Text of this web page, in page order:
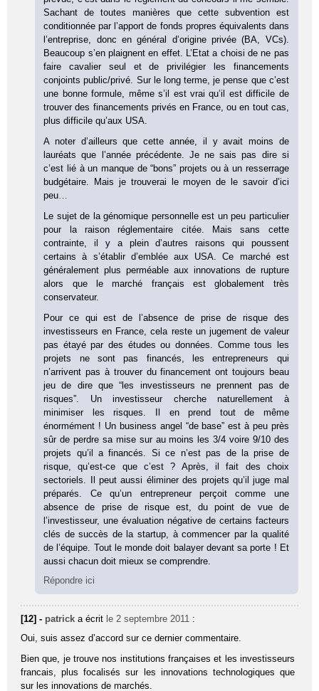
Sachant de toutes manières que cette subvention est
conditionnée par l’apport de fonds propres équivalents dans
l’entreprise, donc en général d’origine privée (BA, VCs).
Beaucoup s’en plaignent en effet. L’Etat a choisi de ne pas
faire cavalier seul et de privilégier les financements
conjoints public/privé. Sur le long terme, je pense que c’est
une bonne formule, même s’il est vrai qu’il est difficile de
trouver des financements privés en France, ou en tout cas,
plus difficile qu’aux USA.
A noter d’ailleurs que cette année, il y avait moins de
lauréats que l’année précédente. Je ne sais pas dire si
c’est lié à un manque de “bons” projets ou à un resserrage
budgétaire. Mais je trouverai le moyen de le savoir d’ici
peu…
Le sujet de la génomique personnelle est un peu particulier
pour la raison réglementaire citée. Mais sans cette
contrainte, il y a plein d’autres raisons qui poussent
certains à s’établir d’emblée aux USA. Ce marché est
généralement plus perméable aux innovations de rupture
alors que le marché français est globalement très
conservateur.
Pour ce qui est de l’absence de prise de risque des
investisseurs en France, cela reste un jugement de valeur
pas étayé par des études ou données. Comme tous les
projets ne sont pas financés, les entrepreneurs qui
n’arrivent pas à trouver du financement ont toujours beau
jeu de dire que “les investisseurs ne prennent pas de
risques”. Un investisseur cherche naturellement à
minimiser les risques. Il en prend tout de même
énormément ! Un business angel “de base” est à peu près
sûr de perdre sa mise sur au moins les 3/4 voire 9/10 des
projets qu’il a financés. Si ce n’est pas de la prise de
risque, qu’est-ce que c’est ? Après, il fait des choix
sectoriels. Il peut aussi éliminer des projets qu’il juge mal
préparés. Ce qu’un entrepreneur perçoit comme une
absence de prise de risque est, du point de vue de
l’investisseur, une évaluation négative de certains facteurs
clés de succès de la startup, à commencer par la qualité
de l’équipe. Tout le monde doit balayer devant sa porte ! Et
aussi chacun doit mieux se comprendre.
Répondre ici
[12] - patrick a écrit le 2 septembre 2011 :
Oui, suis assez d’accord sur ce dernier commentaire.
Bien que, je trouve nos institutions françaises et les investisseurs
francais, plus focalisés sur les innovations technologiques que
sur les innovations de marchés.